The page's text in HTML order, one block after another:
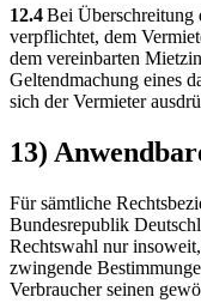
12.4Bei Überschreitung
verpflichtet, dem
dem vereinbarten
Geltendmachung eines
sich der Vermieter
13)
Für sämtliche
Bundesrepublik
Rechtswahl nur
zwingende
Verbraucher seinen